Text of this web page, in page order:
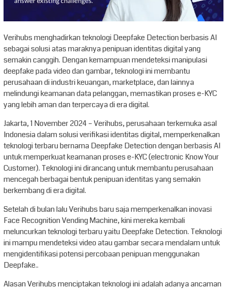
Verihubs menghadirkan teknologi Deepfake Detection berbasis AI
sebagai solusi atas maraknya penipuan identitas digital yang
semakin canggih. Dengan kemampuan mendeteksi manipulasi
deepfake pada video dan gambar, teknologi ini membantu
perusahaan di industri keuangan, marketplace, dan lainnya
melindungi keamanan data pelanggan, memastikan proses e-KYC
yang lebih aman dan terpercaya di era digital.
Jakarta, 1 November 2024 – Verihubs, perusahaan terkemuka asal
Indonesia dalam solusi verifikasi identitas digital, memperkenalkan
teknologi terbaru bernama Deepfake Detection dengan berbasis AI
untuk memperkuat keamanan proses e-KYC (electronic Know Your
Customer). Teknologi ini dirancang untuk membantu perusahaan
mencegah berbagai bentuk penipuan identitas yang semakin
berkembang di era digital.
Setelah di bulan lalu Verihubs baru saja memperkenalkan inovasi
Face Recognition Vending Machine, kini mereka kembali
meluncurkan teknologi terbaru yaitu Deepfake Detection. Teknologi
ini mampu mendeteksi video atau gambar secara mendalam untuk
mengidentifikasi potensi percobaan penipuan menggunakan
Deepfake..
Alasan Verihubs menciptakan teknologi ini adalah adanya ancaman